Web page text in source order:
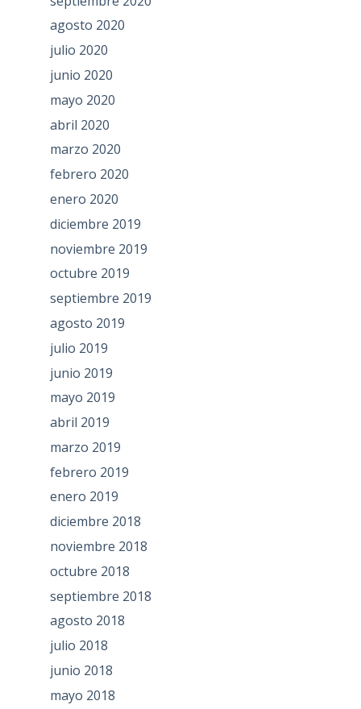
agosto 2020
julio 2020
junio 2020
mayo 2020
abril 2020
marzo 2020
febrero 2020
enero 2020
diciembre 2019
noviembre 2019
octubre 2019
septiembre 2019
agosto 2019
julio 2019
junio 2019
mayo 2019
abril 2019
marzo 2019
febrero 2019
enero 2019
diciembre 2018
noviembre 2018
octubre 2018
septiembre 2018
agosto 2018
julio 2018
junio 2018
mayo 2018